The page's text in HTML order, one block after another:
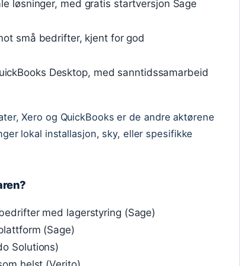
løsninger, med gratis startversjon Sage
små bedrifter, kjent for god
Desktop, med sanntidssamarbeid
Xero og QuickBooks er de andre aktørene
lokal installasjon, sky, eller spesifikke
med lagerstyring (Sage)
(Sage)
Solutions)